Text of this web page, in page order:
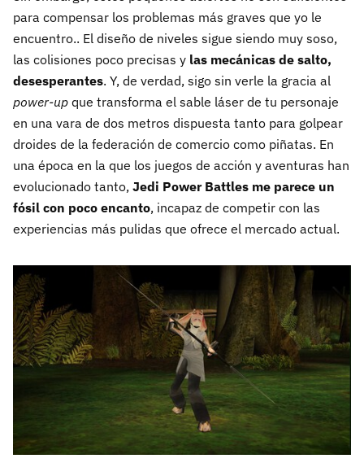
para compensar los problemas más graves que yo le
encuentro.. El diseño de niveles sigue siendo muy soso,
las colisiones poco precisas y las mecánicas de salto,
desesperantes. Y, de verdad, sigo sin verle la gracia al
power-up que transforma el sable láser de tu personaje
en una vara de dos metros dispuesta tanto para golpear
droides de la federación de comercio como piñatas. En
una época en la que los juegos de acción y aventuras han
evolucionado tanto, Jedi Power Battles me parece un
fósil con poco encanto, incapaz de competir con las
experiencias más pulidas que ofrece el mercado actual.